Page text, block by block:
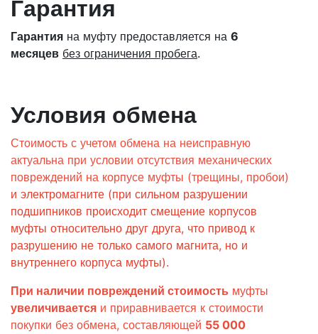
Гарантия
Гарантия на муфту предоставляется на 6
месяцев без ограничения пробега.
Условия обмена
Стоимость с учетом обмена на неисправную
актуальна при условии отсутствия механических
повреждений на корпусе муфты (трещины, пробои)
и электромагните (при сильном разрушении
подшипников происходит смещение корпусов
муфты относительно друг друга, что привод к
разрушению не только самого магнита, но и
внутреннего корпуса муфты).
При наличии повреждений стоимость муфты
увеличивается и приравнивается к стоимости
покупки без обмена, составляющей 55 000